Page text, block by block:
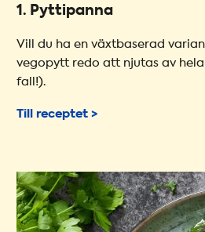
1. Pyttipanna
Vill du ha en växtbaserad
vegopytt redo att njutas av
fall!).
Till receptet >